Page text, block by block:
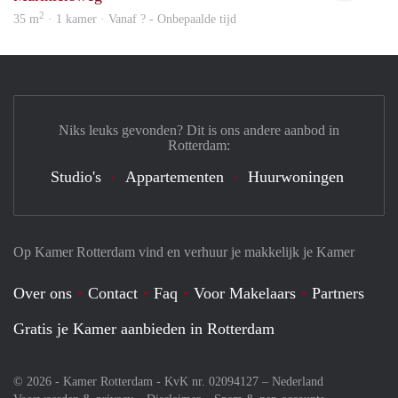
35 m2 · 1 kamer · Vanaf ? - Onbepaalde tijd
Op Kamer Rotterdam vind en verhuur je makkelijk je Kamer
Over ons Contact Faq Voor Makelaars
Partners
Gratis je Kamer aanbieden in Rotterdam
© 2026 - Kamer Rotterdam - KvK nr. 02094127 – Nederland
Niks leuks gevonden? Dit is ons andere aanbod in
Rotterdam:
Studio's Appartementen Huurwoningen